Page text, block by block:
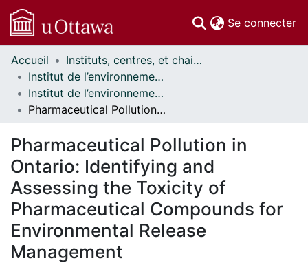
Se connecter
Communautés
et collections
Parcourir
Statistiques
À propos
Accueil
Instituts, centres, et chaires de recherche // Research Institutes, Centres, and Chairs
Institut de l’environnement // Institute of the Environment
Institut de l’environnement - Mémoires // Institute of the Environment - Research Papers
Pharmaceutical Pollution in Ontario: Identifying and Assessing the Toxicity of Pharmaceutical Compounds for Environmental Release Management
Pharmaceutical Pollution in
Ontario: Identifying and
Assessing the Toxicity of
Pharmaceutical Compounds for
Environmental Release
Management